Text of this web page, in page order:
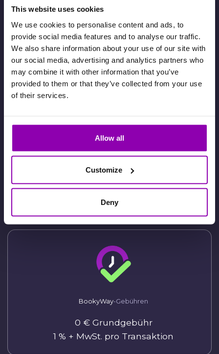
This website uses cookies
We use cookies to personalise content and ads, to
provide social media features and to analyse our traffic.
We also share information about your use of our site with
our social media, advertising and analytics partners who
may combine it with other information that you’ve
provided to them or that they’ve collected from your use
of their services.
Allow all
Customize
Deny
Gebühren für In-App-
Zahlungen
Gebühren fallennur an, wenn Sie In-App-
Zahlungenfür Ihre Kunden aktivieren
Stripe-Gebühren
Mehr auf
BookyWay-Gebühren
0 € Grundgebühr
1 % + MwSt. pro Transaktion